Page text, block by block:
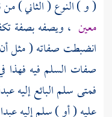
( و ) النوع ( الثاني )
معين ، ويصفه بصفة
انضبطت صفاته ( مثل
صفات السلم فيه فهذا
فمتى سلم البائع إليه
عليه ( أو ) سلم إليه